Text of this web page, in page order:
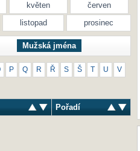
květen
červen
listopad prosinec
Mužská jména
P Q R Ř S Š T U V
Pořadí